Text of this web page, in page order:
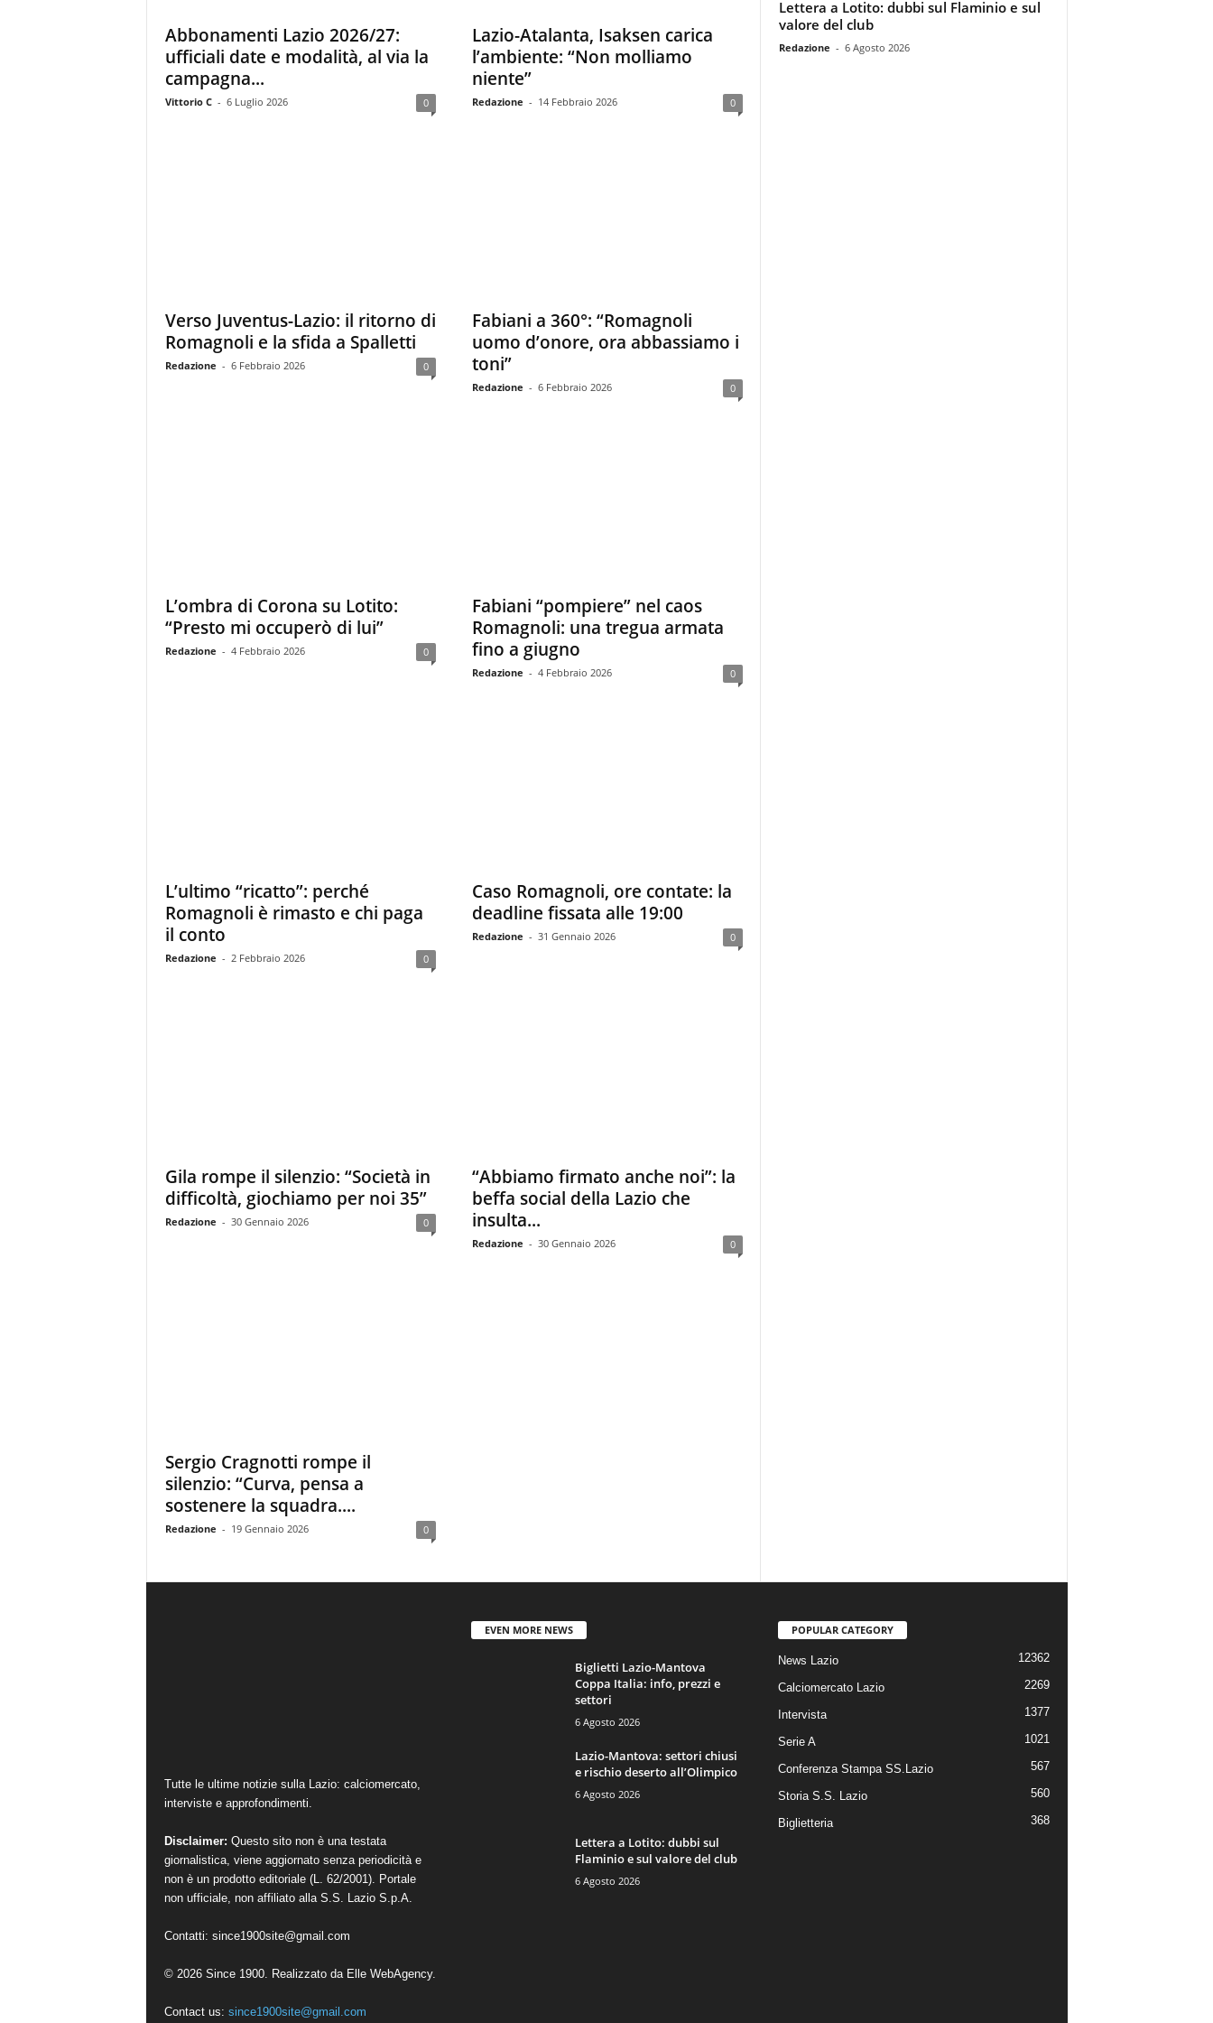
Abbonamenti Lazio 2026/27:
ufficiali date e modalità, al via la
campagna...
Vittorio C - 6 Luglio 2026 0
Lazio-Atalanta, Isaksen carica
l’ambiente: “Non molliamo
niente”
Redazione - 14 Febbraio 2026 0
Verso Juventus-Lazio: il ritorno di
Romagnoli e la sfida a Spalletti
Redazione - 6 Febbraio 2026 0
Fabiani a 360°: “Romagnoli
uomo d’onore, ora abbassiamo i
toni”
Redazione - 6 Febbraio 2026 0
L’ombra di Corona su Lotito:
“Presto mi occuperò di lui”
Redazione - 4 Febbraio 2026 0
Fabiani “pompiere” nel caos
Romagnoli: una tregua armata
fino a giugno
Redazione - 4 Febbraio 2026 0
L’ultimo “ricatto”: perché
Romagnoli è rimasto e chi paga
il conto
Redazione - 2 Febbraio 2026 0
Caso Romagnoli, ore contate: la
deadline fissata alle 19:00
Redazione - 31 Gennaio 2026 0
Gila rompe il silenzio: “Società in
difficoltà, giochiamo per noi 35”
Redazione - 30 Gennaio 2026 0
“Abbiamo firmato anche noi”: la
beffa social della Lazio che
insulta...
Redazione - 30 Gennaio 2026 0
Sergio Cragnotti rompe il
silenzio: “Curva, pensa a
sostenere la squadra....
Redazione - 19 Gennaio 2026 0
Lettera a Lotito: dubbi sul Flaminio e sul
valore del club
Redazione - 6 Agosto 2026
Tutte le ultime notizie sulla Lazio: calciomercato,
interviste e approfondimenti.
Disclaimer: Questo sito non è una testata
giornalistica, viene aggiornato senza periodicità e
non è un prodotto editoriale (L. 62/2001). Portale
non ufficiale, non affiliato alla S.S. Lazio S.p.A.
Contatti: since1900site@gmail.com
© 2026 Since 1900. Realizzato da Elle WebAgency.
Contact us: since1900site@gmail.com
EVEN MORE NEWS
Biglietti Lazio-Mantova
Coppa Italia: info, prezzi e
settori
6 Agosto 2026
Lazio-Mantova: settori chiusi
e rischio deserto all’Olimpico
6 Agosto 2026
Lettera a Lotito: dubbi sul
Flaminio e sul valore del club
6 Agosto 2026
POPULAR CATEGORY
News Lazio 12362
Calciomercato Lazio 2269
Intervista 1377
Serie A 1021
Conferenza Stampa SS.Lazio 567
Storia S.S. Lazio 560
Biglietteria 368